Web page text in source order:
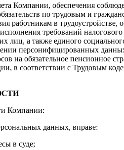
Компании, обеспечения
по трудовым и
работникам в
требований
лиц, а также единого
персонифицированных
на обязательное пенсионное
в соответствии с Трудовым
Компании:
данных, вправе:
в суде;